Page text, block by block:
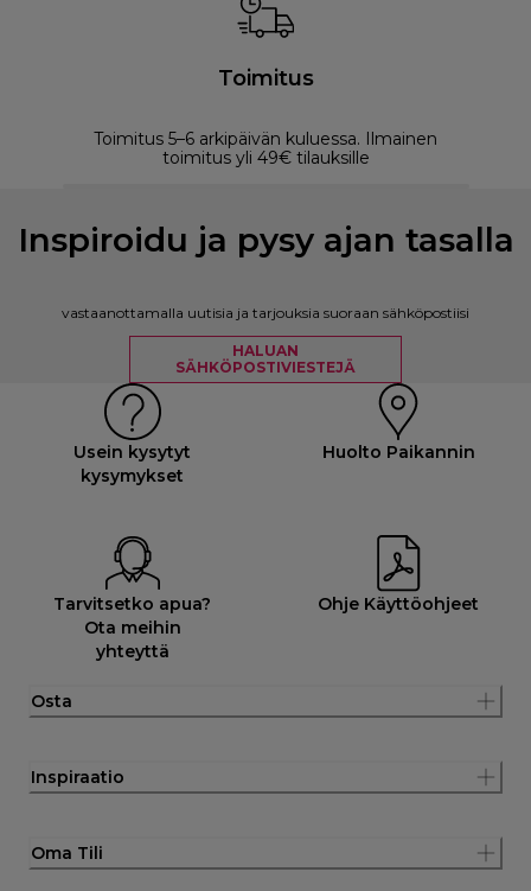
Toimitus
Toimitus 5–6 arkipäivän kuluessa. Ilmainen
toimitus yli 49€ tilauksille
Inspiroidu ja pysy ajan tasalla
vastaanottamalla uutisia ja tarjouksia suoraan sähköpostiisi
HALUAN
SÄHKÖPOSTIVIESTEJÄ
Usein kysytyt
kysymykset
Huolto Paikannin
Tarvitsetko apua?
Ota meihin
yhteyttä
Ohje Käyttöohjeet
Osta
Inspiraatio
Oma Tili